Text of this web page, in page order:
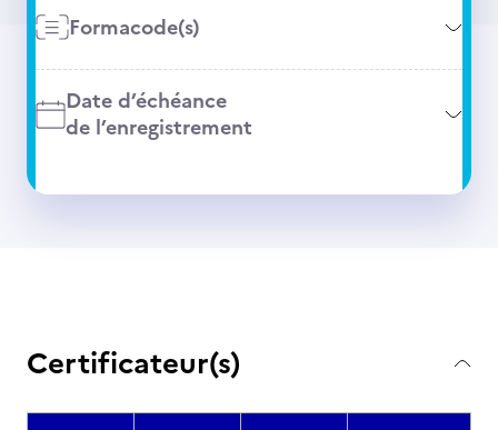
Formacode(s)
Date d’échéance
de l’enregistrement
Certificateur(s)